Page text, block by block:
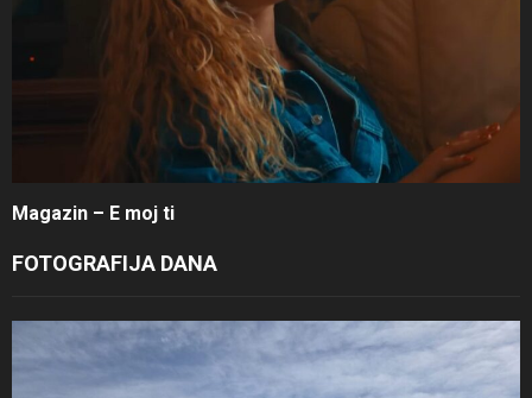
Magazin – E moj ti
FOTOGRAFIJA DANA